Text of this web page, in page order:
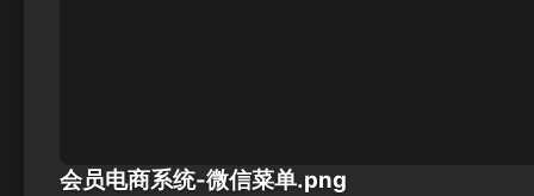
会员电商系统-微信菜单.png